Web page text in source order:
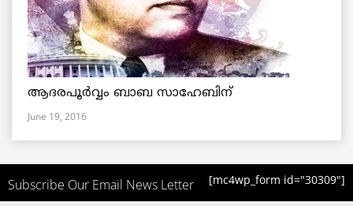
ആദരപൂര്‍വ്വം ബാബ സാഹേബിന്
June 19, 2016
Subscribe Our Email News Letter [mc4wp_form id="30309"]